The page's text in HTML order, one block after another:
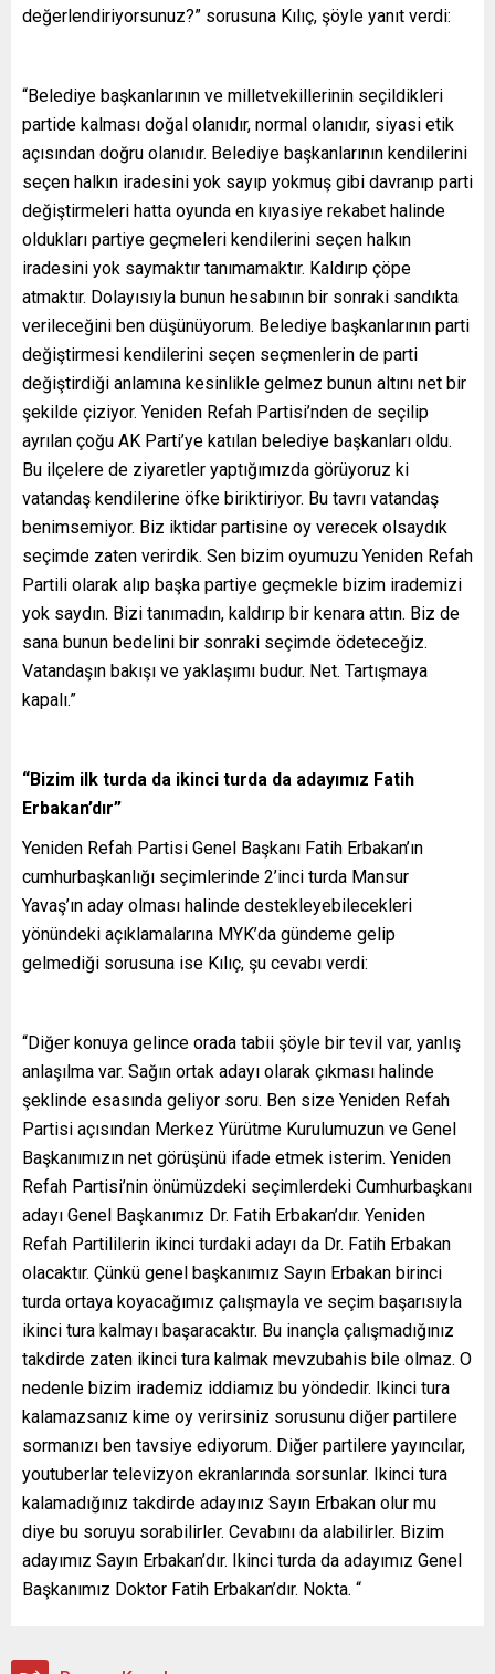
değerlendiriyorsunuz?” sorusuna Kılıç, şöyle yanıt verdi:
“Belediye başkanlarının ve milletvekillerinin seçildikleri
partide kalması doğal olanıdır, normal olanıdır, siyasi etik
açısından doğru olanıdır. Belediye başkanlarının kendilerini
seçen halkın iradesini yok sayıp yokmuş gibi davranıp parti
değiştirmeleri hatta oyunda en kıyasiye rekabet halinde
oldukları partiye geçmeleri kendilerini seçen halkın
iradesini yok saymaktır tanımamaktır. Kaldırıp çöpe
atmaktır. Dolayısıyla bunun hesabının bir sonraki sandıkta
verileceğini ben düşünüyorum. Belediye başkanlarının parti
değiştirmesi kendilerini seçen seçmenlerin de parti
değiştirdiği anlamına kesinlikle gelmez bunun altını net bir
şekilde çiziyor. Yeniden Refah Partisi’nden de seçilip
ayrılan çoğu AK Parti’ye katılan belediye başkanları oldu.
Bu ilçelere de ziyaretler yaptığımızda görüyoruz ki
vatandaş kendilerine öfke biriktiriyor. Bu tavrı vatandaş
benimsemiyor. Biz iktidar partisine oy verecek olsaydık
seçimde zaten verirdik. Sen bizim oyumuzu Yeniden Refah
Partili olarak alıp başka partiye geçmekle bizim irademizi
yok saydın. Bizi tanımadın, kaldırıp bir kenara attın. Biz de
sana bunun bedelini bir sonraki seçimde ödeteceğiz.
Vatandaşın bakışı ve yaklaşımı budur. Net. Tartışmaya
kapalı.”
“Bizim ilk turda da ikinci turda da adayımız Fatih
Erbakan’dır”
Yeniden Refah Partisi Genel Başkanı Fatih Erbakan’ın
cumhurbaşkanlığı seçimlerinde 2’inci turda Mansur
Yavaş’ın aday olması halinde destekleyebilecekleri
yönündeki açıklamalarına MYK’da gündeme gelip
gelmediği sorusuna ise Kılıç, şu cevabı verdi:
“Diğer konuya gelince orada tabii şöyle bir tevil var, yanlış
anlaşılma var. Sağın ortak adayı olarak çıkması halinde
şeklinde esasında geliyor soru. Ben size Yeniden Refah
Partisi açısından Merkez Yürütme Kurulumuzun ve Genel
Başkanımızın net görüşünü ifade etmek isterim. Yeniden
Refah Partisi’nin önümüzdeki seçimlerdeki Cumhurbaşkanı
adayı Genel Başkanımız Dr. Fatih Erbakan’dır. Yeniden
Refah Partililerin ikinci turdaki adayı da Dr. Fatih Erbakan
olacaktır. Çünkü genel başkanımız Sayın Erbakan birinci
turda ortaya koyacağımız çalışmayla ve seçim başarısıyla
ikinci tura kalmayı başaracaktır. Bu inançla çalışmadığınız
takdirde zaten ikinci tura kalmak mevzubahis bile olmaz. O
nedenle bizim irademiz iddiamız bu yöndedir. Ikinci tura
kalamazsanız kime oy verirsiniz sorusunu diğer partilere
sormanızı ben tavsiye ediyorum. Diğer partilere yayıncılar,
youtuberlar televizyon ekranlarında sorsunlar. Ikinci tura
kalamadığınız takdirde adayınız Sayın Erbakan olur mu
diye bu soruyu sorabilirler. Cevabını da alabilirler. Bizim
adayımız Sayın Erbakan’dır. Ikinci turda da adayımız Genel
Başkanımız Doktor Fatih Erbakan’dır. Nokta. “